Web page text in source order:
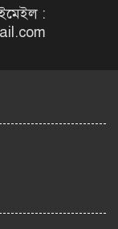
Job Circular
: